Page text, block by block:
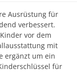
Ausrüstung für
verbessert.
vor dem
mit
ergänzt um ein
für